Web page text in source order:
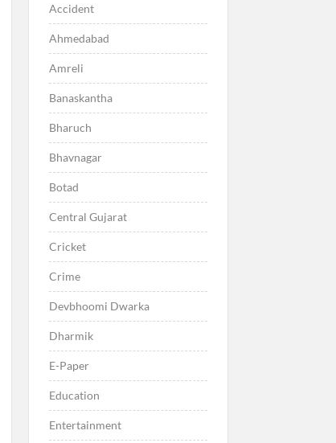
Accident
Ahmedabad
Amreli
Banaskantha
Bharuch
Bhavnagar
Botad
Central Gujarat
Cricket
Crime
Devbhoomi Dwarka
Dharmik
E-Paper
Education
Entertainment